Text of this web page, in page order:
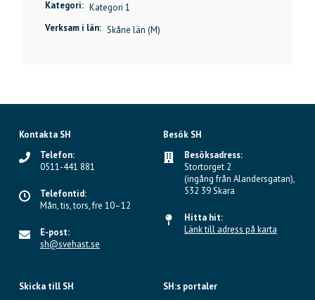
Kategori: Kategori 1
Verksam i län: Skåne län (M)
Kontakta SH
Telefon:
0511-441 881
Telefontid:
Mån, tis, tors, fre 10–12
E-post:
sh@svehast.se
Besök SH
Besöksadress:
Stortorget 2
(ingång från Alandersgatan),
532 39 Skara
Hitta hit:
Länk till adress på karta
Skicka till SH
SH:s portaler